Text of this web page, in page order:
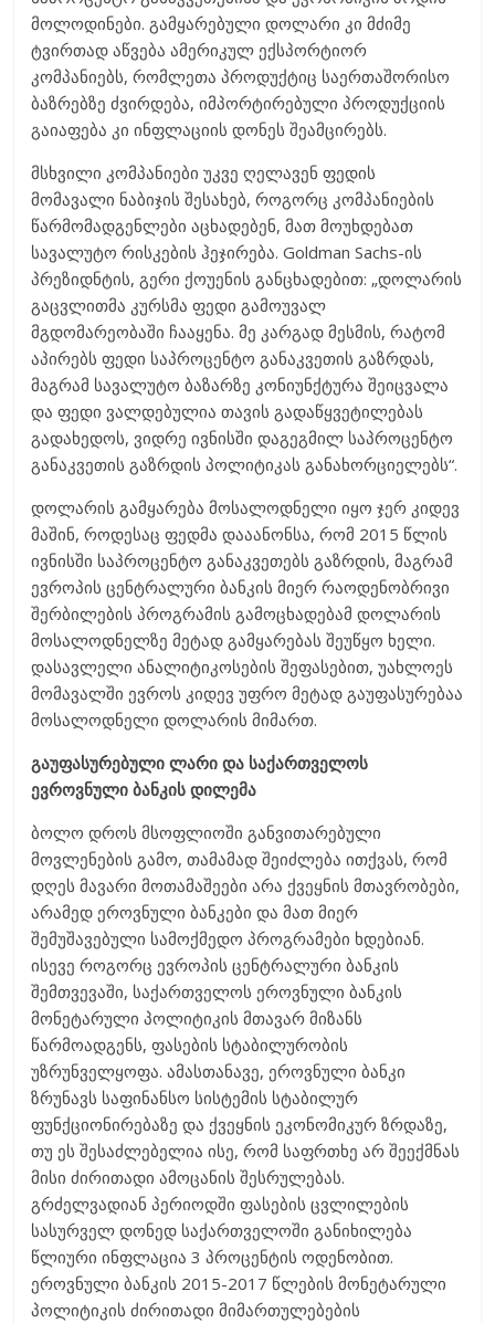
მოლოდინები. გამყარებული დოლარი კი მძიმე
ტვირთად აწვება ამერიკულ ექსპორტიორ
კომპანიებს, რომლეთა პროდუქტიც საერთაშორისო
ბაზრებზე ძვირდება, იმპორტირებული პროდუქციის
გაიაფება კი ინფლაციის დონეს შეამცირებს.
მსხვილი კომპანიები უკვე ღელავენ ფედის
მომავალი ნაბიჯის შესახებ, როგორც კომპანიების
წარმომადგენლები აცხადებენ, მათ მოუხდებათ
სავალუტო რისკების ჰეჯირება. Goldman Sachs-ის
პრეზიდნტის, გერი ქოუენის განცხადებით: „დოლარის
გაცვლითმა კურსმა ფედი გამოუვალ
მგდომარეობაში ჩააყენა. მე კარგად მესმის, რატომ
აპირებს ფედი საპროცენტო განაკვეთის გაზრდას,
მაგრამ სავალუტო ბაზარზე კონიუნქტურა შეიცვალა
და ფედი ვალდებულია თავის გადაწყვეტილებას
გადახედოს, ვიდრე ივნისში დაგეგმილ საპროცენტო
განაკვეთის გაზრდის პოლიტიკას განახორციელებს“.
დოლარის გამყარება მოსალოდნელი იყო ჯერ კიდევ
მაშინ, როდესაც ფედმა დააანონსა, რომ 2015 წლის
ივნისში საპროცენტო განაკვეთებს გაზრდის, მაგრამ
ევროპის ცენტრალური ბანკის მიერ რაოდენობრივი
შერბილების პროგრამის გამოცხადებამ დოლარის
მოსალოდნელზე მეტად გამყარებას შეუწყო ხელი.
დასავლელი ანალიტიკოსების შეფასებით, უახლოეს
მომავალში ევროს კიდევ უფრო მეტად გაუფასურებაა
მოსალოდნელი დოლარის მიმართ.
გაუფასურებული ლარი და საქართველოს
ევროვნული ბანკის დილემა
ბოლო დროს მსოფლიოში განვითარებული
მოვლენების გამო, თამამად შეიძლება ითქვას, რომ
დღეს მავარი მოთამაშეები არა ქვეყნის მთავრობები,
არამედ ეროვნული ბანკები და მათ მიერ
შემუშავებული სამოქმედო პროგრამები ხდებიან.
ისევე როგორც ევროპის ცენტრალური ბანკის
შემთვევაში, საქართველოს ეროვნული ბანკის
მონეტარული პოლიტიკის მთავარ მიზანს
წარმოადგენს, ფასების სტაბილურობის
უზრუნველყოფა. ამასთანავე, ეროვნული ბანკი
ზრუნავს საფინანსო სისტემის სტაბილურ
ფუნქციონირებაზე და ქვეყნის ეკონომიკურ ზრდაზე,
თუ ეს შესაძლებელია ისე, რომ საფრთხე არ შეექმნას
მისი ძირითადი ამოცანის შესრულებას.
გრძელვადიან პერიოდში ფასების ცვლილების
სასურველ დონედ საქართველოში განიხილება
წლიური ინფლაცია 3 პროცენტის ოდენობით.
ეროვნული ბანკის 2015-2017 წლების მონეტარული
პოლიტიკის ძირითადი მიმართულებების